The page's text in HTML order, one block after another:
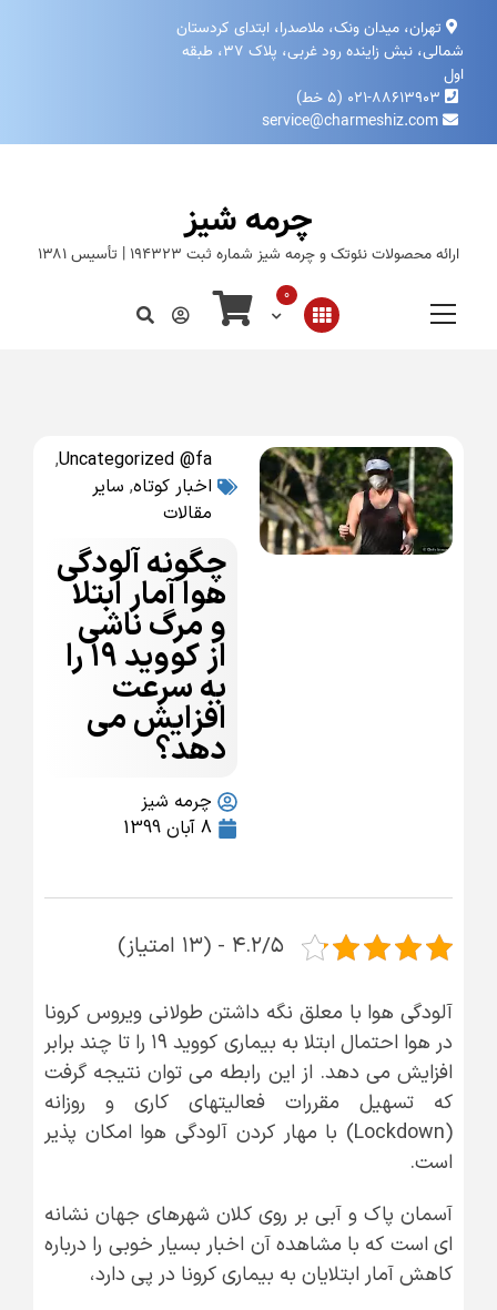
تهران، میدان ونک، ملاصدرا، ابتدای کردستان
شمالی، نبش زاینده‌ رود غربی، پلاک ۳۷، طبقه
اول
۰۲۱-۸۸۶۱۳۹۰۳ (۵ خط)
service@charmeshiz.com
چرمه شیز
ارائه محصولات نئوتک و چرمه شیز شماره ثبت ۱۹۴۳۲۳ | تأسیس ۱۳۸۱
0
Uncategorized @fa
,
اخبار کوتاه, سایر
مقالات
چگونه آلودگی
هوا آمار ابتلا
و مرگ ناشی
از کووید ۱۹ را
به سرعت
افزایش می
دهد؟
چرمه شیز
8 آبان 1399
۴.۲/۵ - (۱۳ امتیاز)
آلودگی هوا با معلق نگه داشتن طولانی ویروس کرونا
در هوا احتمال ابتلا به بیماری کووید ۱۹ را تا چند برابر
افزایش می دهد. از این رابطه می توان نتیجه گرفت
که تسهیل مقررات فعالیتهای کاری و روزانه
(Lockdown) با مهار کردن آلودگی هوا امکان پذیر
است.
آسمان پاک و آبی بر روی کلان شهرهای جهان نشانه
ای است که با مشاهده آن اخبار بسیار خوبی را درباره
کاهش آمار ابتلایان به بیماری کرونا در پی دارد،